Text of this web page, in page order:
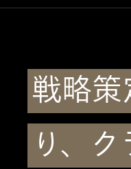
戦略
り、